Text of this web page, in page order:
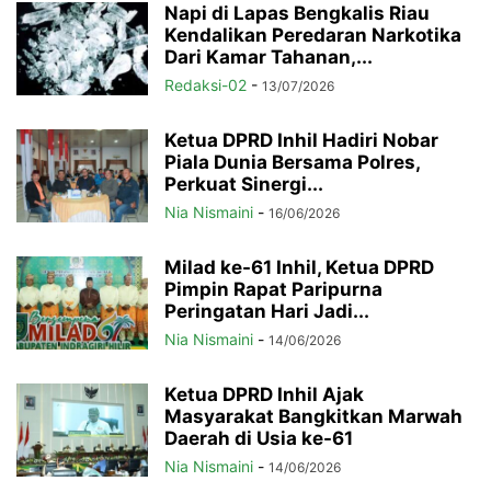
Napi di Lapas Bengkalis Riau
Kendalikan Peredaran Narkotika
Dari Kamar Tahanan,...
Redaksi-02 - 13/07/2026
Ketua DPRD Inhil Hadiri Nobar
Piala Dunia Bersama Polres,
Perkuat Sinergi...
Nia Nismaini - 16/06/2026
Milad ke-61 Inhil, Ketua DPRD
Pimpin Rapat Paripurna
Peringatan Hari Jadi...
Nia Nismaini - 14/06/2026
Ketua DPRD Inhil Ajak
Masyarakat Bangkitkan Marwah
Daerah di Usia ke-61
Nia Nismaini - 14/06/2026